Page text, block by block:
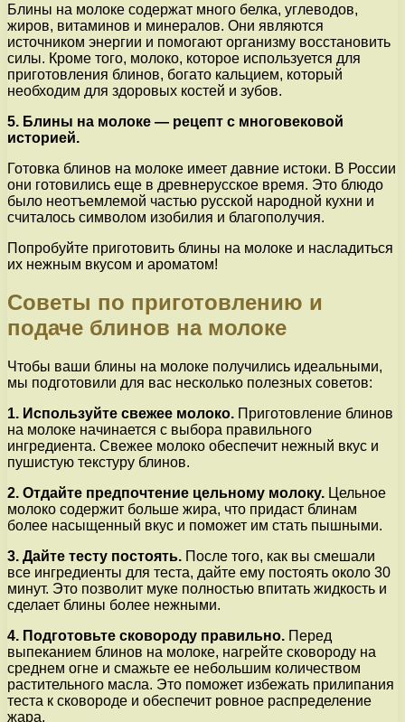
Блины на молоке содержат много белка, углеводов,
жиров, витаминов и минералов. Они являются
источником энергии и помогают организму восстановить
силы. Кроме того, молоко, которое используется для
приготовления блинов, богато кальцием, который
необходим для здоровых костей и зубов.
5. Блины на молоке — рецепт с многовековой
историей.
Готовка блинов на молоке имеет давние истоки. В России
они готовились еще в древнерусское время. Это блюдо
было неотъемлемой частью русской народной кухни и
считалось символом изобилия и благополучия.
Попробуйте приготовить блины на молоке и насладиться
их нежным вкусом и ароматом!
Советы по приготовлению и
подаче блинов на молоке
Чтобы ваши блины на молоке получились идеальными,
мы подготовили для вас несколько полезных советов:
1. Используйте свежее молоко. Приготовление блинов
на молоке начинается с выбора правильного
ингредиента. Свежее молоко обеспечит нежный вкус и
пушистую текстуру блинов.
2. Отдайте предпочтение цельному молоку. Цельное
молоко содержит больше жира, что придаст блинам
более насыщенный вкус и поможет им стать пышными.
3. Дайте тесту постоять. После того, как вы смешали
все ингредиенты для теста, дайте ему постоять около 30
минут. Это позволит муке полностью впитать жидкость и
сделает блины более нежными.
4. Подготовьте сковороду правильно. Перед
выпеканием блинов на молоке, нагрейте сковороду на
среднем огне и смажьте ее небольшим количеством
растительного масла. Это поможет избежать прилипания
теста к сковороде и обеспечит ровное распределение
жара.